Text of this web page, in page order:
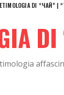
ETIMOLOGIA DI “ЧАЙ” |